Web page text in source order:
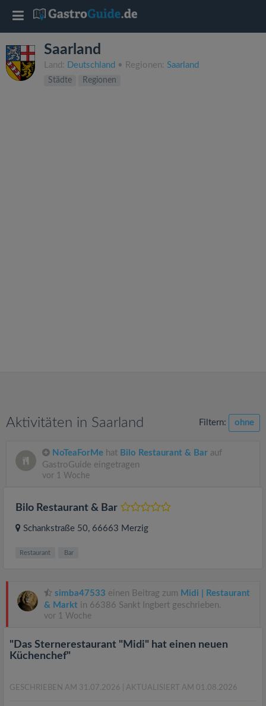
T
o
g
i
o
Saarland
Land: Deutschland • Regionen: Saarland
Städte Regionen
Aktivitäten in Saarland Filtern: ohne
NoTeaForMe hat Bilo Restaurant & Bar auf
GastroGuide eingetragen
vor 1 Woche
Bilo Restaurant & Bar
Schankstraße 50, 66663 Merzig
Restaurant Bar
simba47533 einen Beitrag zum Midi | Restaurant
& Markt in 66386 Sankt Ingbert geschrieben.
vor 1 Woche
"Das Sternerestaurant "Midi" hat einen neuen
Küchenchef"
GESCHRIEBEN AM 31.07.2026 | AKTUALISIERT AM 01.08.2026